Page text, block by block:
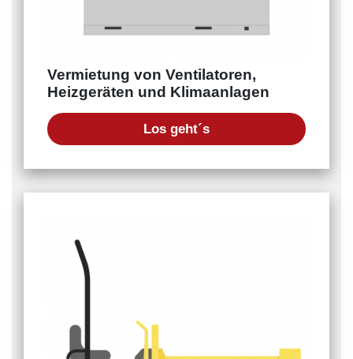
Vermietung von Ventilatoren,
Heizgeräten und Klimaanlagen
Los geht´s